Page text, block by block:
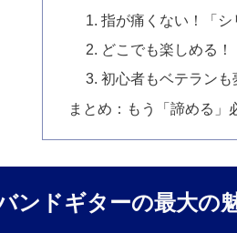
1. 指が痛くない！「
2. どこでも楽しめる！
3. 初心者もベテランも
まとめ：もう「諦める」
ンドギターの最大の